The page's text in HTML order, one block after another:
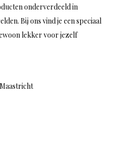
onderverdeeld in
Bij ons vind je een speciaal
lekker voor jezelf